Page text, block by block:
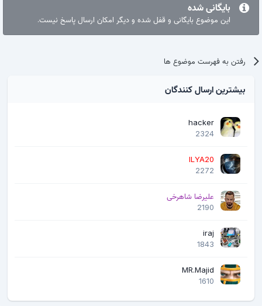
بایگانی شده
این موضوع بایگانی و قفل شده و دیگر امکان ارسال پاسخ نیست.
رفتن به فهرست موضوع ها
بیشترین ارسال کنندگان
hacker
2324
ILYA20
2272
علیرضا شاهرخی
2190
iraj
1843
MR.Majid
1610